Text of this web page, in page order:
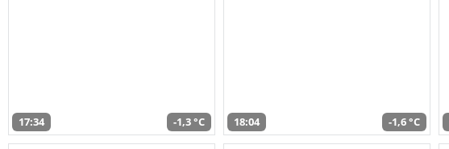
17:34 -1,3 °C 18:04 -1,6 °C